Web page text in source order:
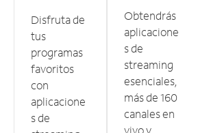
Disfruta de
tus
programas
favoritos
con
aplicacione
s de
Obtendrás
aplicacione
s de
streaming
esenciales,
más de 160
canales en
vivo y